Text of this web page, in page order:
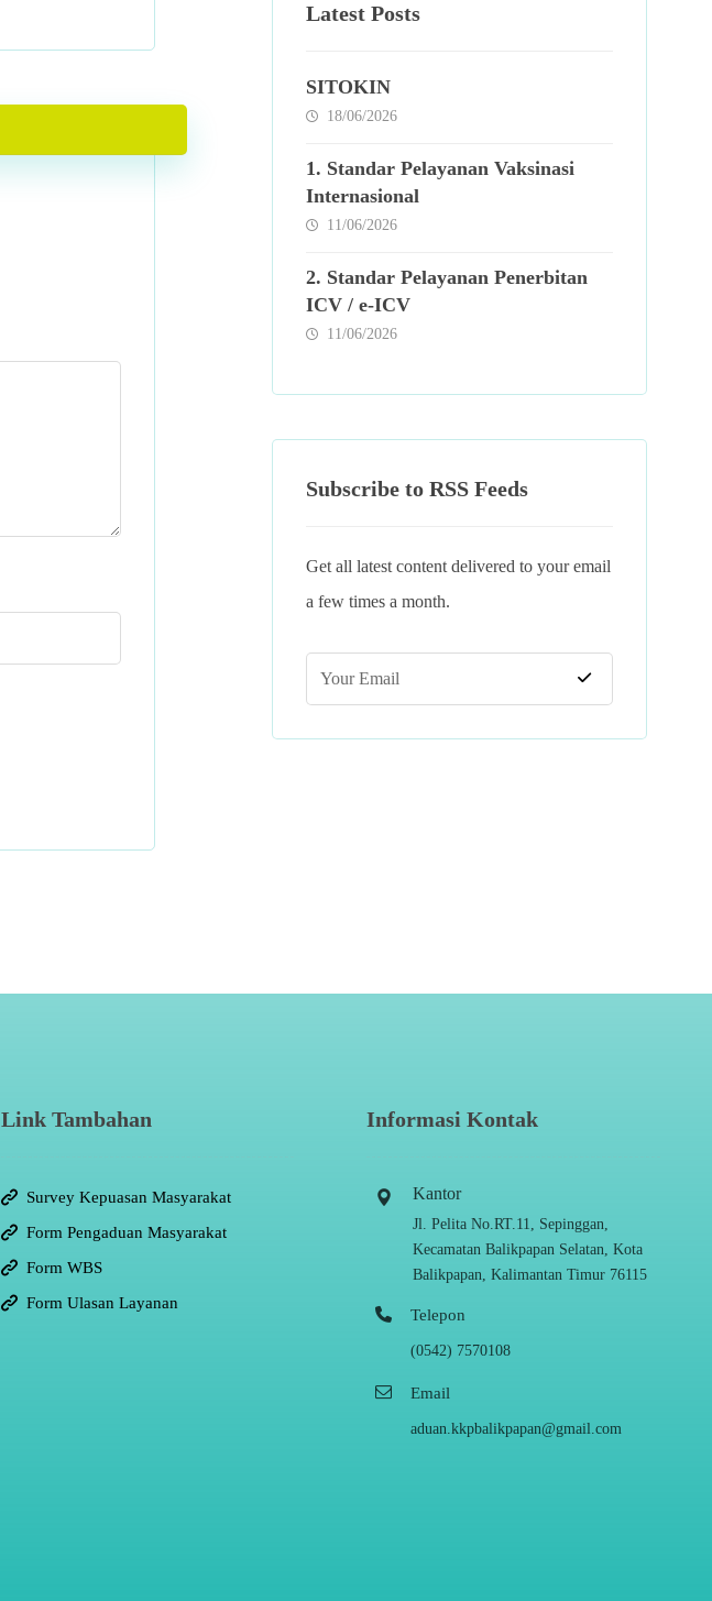
Latest Posts
SITOKIN
18/06/2026
1. Standar Pelayanan Vaksinasi
Internasional
11/06/2026
2. Standar Pelayanan Penerbitan
ICV / e-ICV
11/06/2026
Subscribe to RSS Feeds
Get all latest content delivered to your email
a few times a month.
Link Tambahan
Survey Kepuasan Masyarakat
Form Pengaduan Masyarakat
Form WBS
Form Ulasan Layanan
Informasi Kontak
Kantor
Jl. Pelita No.RT.11, Sepinggan,
Kecamatan Balikpapan Selatan, Kota
Balikpapan, Kalimantan Timur 76115
Telepon
(0542) 7570108
Email
aduan.kkpbalikpapan@gmail.com